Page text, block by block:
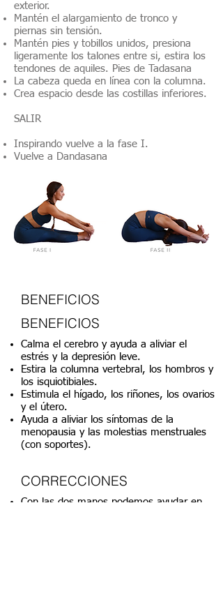
exterior.
Mantén el alargamiento de tronco y
piernas sin tensión.
Mantén pies y tobillos unidos, presiona
ligeramente los talones entre si, estira los
tendones de aquiles. Pies de Tadasana
La cabeza queda en línea con la columna.
Crea espacio desde las costillas inferiores.
SALIR
Inspirando vuelve a la fase I.
Vuelve a Dandasana
BENEFICIOS
BENEFICIOS
Calma el cerebro y ayuda a aliviar el
estrés y la depresión leve.
Estira la columna vertebral, los hombros y
los isquiotibiales.
Estimula el hígado, los riñones, los ovarios
y el útero.
Ayuda a aliviar los síntomas de la
menopausia y las molestias menstruales
(con soportes).
CORRECCIONES
Con las dos manos podemos ayudar en